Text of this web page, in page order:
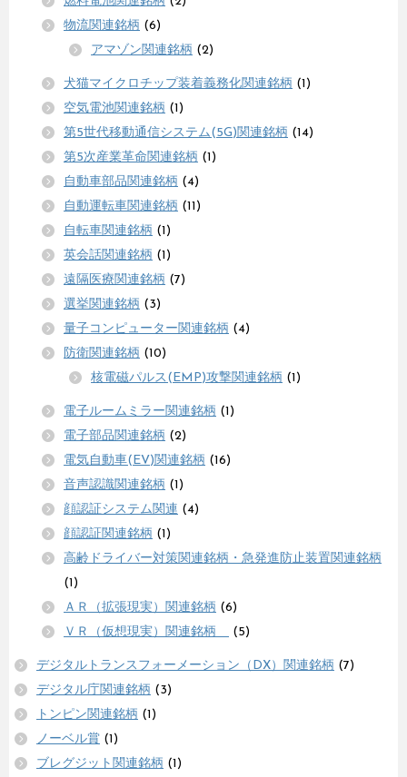
物流関連銘柄 (6)
アマゾン関連銘柄 (2)
犬猫マイクロチップ装着義務化関連銘柄 (1)
空気電池関連銘柄 (1)
第5世代移動通信システム(5G)関連銘柄 (14)
第5次産業革命関連銘柄 (1)
自動車部品関連銘柄 (4)
自動運転車関連銘柄 (11)
自転車関連銘柄 (1)
英会話関連銘柄 (1)
遠隔医療関連銘柄 (7)
選挙関連銘柄 (3)
量子コンピューター関連銘柄 (4)
防衛関連銘柄 (10)
核電磁パルス(EMP)攻撃関連銘柄 (1)
電子ルームミラー関連銘柄 (1)
電子部品関連銘柄 (2)
電気自動車(EV)関連銘柄 (16)
音声認識関連銘柄 (1)
顔認証システム関連 (4)
顔認証関連銘柄 (1)
高齢ドライバー対策関連銘柄・急発進防止装置関連銘柄
(1)
ＡＲ（拡張現実）関連銘柄 (6)
ＶＲ（仮想現実）関連銘柄
(5)
デジタルトランスフォーメーション（DX）関連銘柄 (7)
デジタル庁関連銘柄 (3)
トンピン関連銘柄 (1)
ノーベル賞 (1)
ブレグジット関連銘柄 (1)